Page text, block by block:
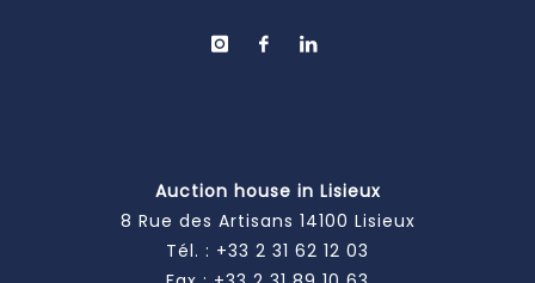
Auction house in Lisieux
8 Rue des Artisans 14100 Lisieux
Tél. : +33 2 31 62 12 03